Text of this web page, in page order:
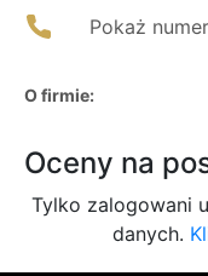
Pokaż
O firmie:
Oceny na
Tylko zalogowani
danych.